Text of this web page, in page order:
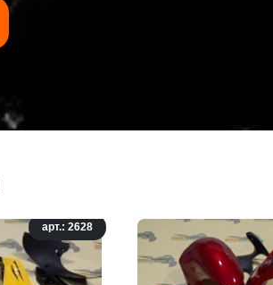
арт.: 2628